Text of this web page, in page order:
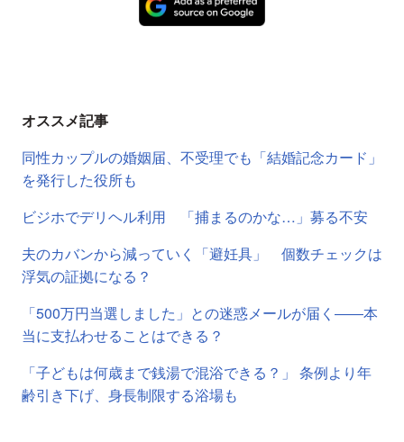
オススメ記事
同性カップルの婚姻届、不受理でも「結婚記念カード」
を発行した役所も
ビジホでデリヘル利用 「捕まるのかな…」募る不安
夫のカバンから減っていく「避妊具」 個数チェックは
浮気の証拠になる？
「500万円当選しました」との迷惑メールが届く――本
当に支払わせることはできる？
「子どもは何歳まで銭湯で混浴できる？」 条例より年
齢引き下げ、身長制限する浴場も